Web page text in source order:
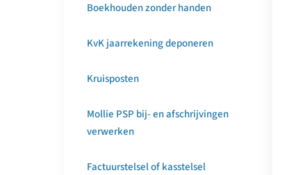
Boekhouden zonder handen
KvK jaarrekening deponeren
Kruisposten
Mollie PSP bij- en afschrijvingen
verwerken
Factuurstelsel of kasstelsel